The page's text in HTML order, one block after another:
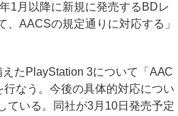
1月以降に新規に発売するBDレ
、AACSの規定通りに対応する」
たPlayStation 3について「AAC
なう。今後の具体的対応につい
ている。同社が3月10日発売予定